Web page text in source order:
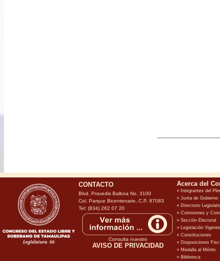
CONTACTO
Blvd. Praxedis Balboa No. 3100
Col. Parque Bicentenario, C.P. 87083
Tel: (834) 262 07 20
Consulta nuestro
AVISO DE PRIVACIDAD